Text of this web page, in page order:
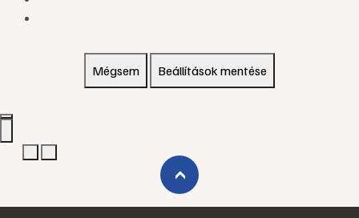
Mégsem Beállítások mentése
›